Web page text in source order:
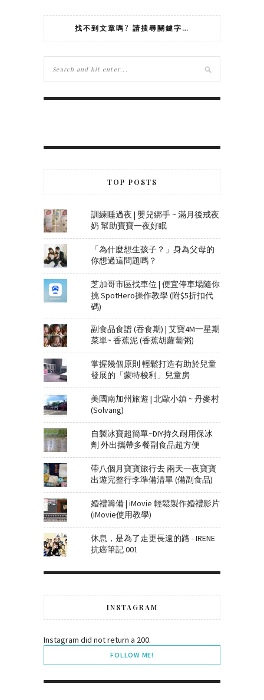
找不到文章嗎? 請搜尋關鍵字…
TOP POSTS
訓練睡過夜 | 嬰兒綁手 ~ 滿月後戒夜
奶 幫助寶寶一夜好眠
「為什麼想生孩子？」身為父母的
你想過這問題嗎？
芝加哥市區找車位 | 便宜停車場隨你
挑 SpotHero操作教學 (附$5折扣代
碼)
副食品食譜 (吞食期) | 艾寶4M一星期
菜單~ 香蕉泥 (香蕉胡蘿蔔粥)
掌握幾個原則 輕鬆打造有助於兒童
發展的「蒙特梭利」兒童房
美國南加州旅遊 | 北歐小鎮 ~ 丹麥村
(Solvang)
自製冰寶超簡單~DIY持久耐用保冰
劑 外出攜帶多餐副食品超方便
帶八個月寶寶旅行去 兩天一夜寶寶
出遊完整行李準備清單 (備副食品)
婚禮籌備 | iMovie 輕鬆製作婚禮影片
(iMovie使用教學)
休息，是為了走更長遠的路 - IRENE
抗癌筆記 001
INSTAGRAM
Instagram did not return a 200.
FOLLOW ME!